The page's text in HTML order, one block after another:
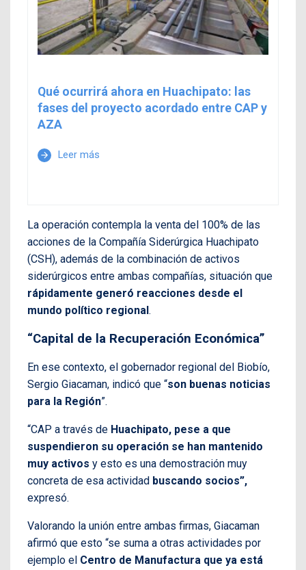
Qué ocurrirá ahora en Huachipato: las
fases del proyecto acordado entre CAP y
AZA
arrow_forward Leer más
La operación contempla la venta del 100% de las
acciones de la Compañía Siderúrgica Huachipato
(CSH), además de la combinación de activos
siderúrgicos entre ambas compañías, situación que
rápidamente generó reacciones desde el
mundo político regional.
“Capital de la Recuperación Económica”
En ese contexto, el gobernador regional del Biobío,
Sergio Giacaman, indicó que “son buenas noticias
para la Región”.
“CAP a través de Huachipato, pese a que
suspendieron su operación se han mantenido
muy activos y esto es una demostración muy
concreta de esa actividad buscando socios”,
expresó.
Valorando la unión entre ambas firmas, Giacaman
afirmó que esto “se suma a otras actividades por
ejemplo el Centro de Manufactura que ya está